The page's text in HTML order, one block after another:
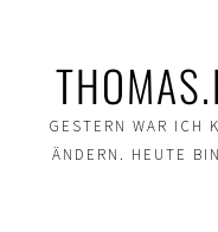
GESTERN WAR ICH
ÄNDERN. HEUTE